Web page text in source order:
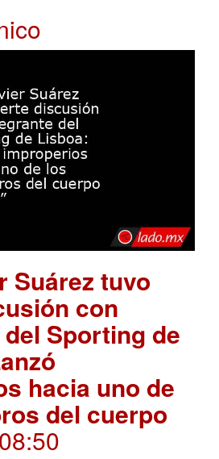
Suárez tuvo
con
Sporting de
hacia uno de
del cuerpo